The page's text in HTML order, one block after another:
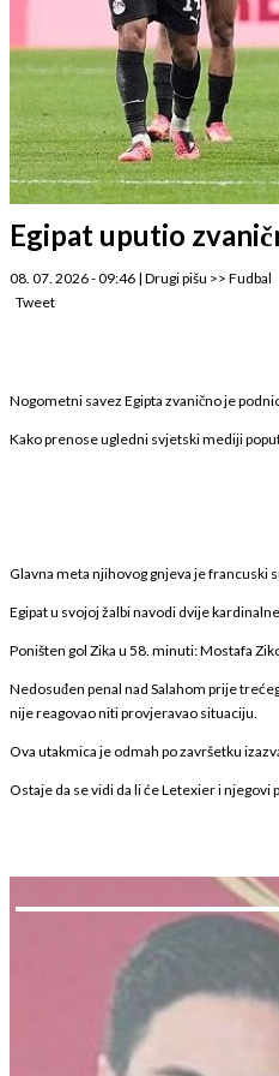
Egipat uputio
08. 07. 2026 - 09:46 | Drugi pišu >> Fudbal
Tweet
Nogometni savez Egipta zvanično je
Kako prenose ugledni svjetski mediji
Glavna meta njihovog gnjeva je francuski
Egipat u svojoj žalbi navodi dvije
Poništen gol Zika u 58. minuti: Mostafa
Nedosuđen penal nad Salahom prije
nije reagovao niti provjeravao situaciju.
Ova utakmica je odmah po završetku
Ostaje da se vidi da li će Letexier i njegovi